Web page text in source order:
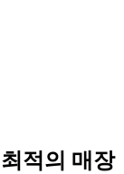
적의 매장